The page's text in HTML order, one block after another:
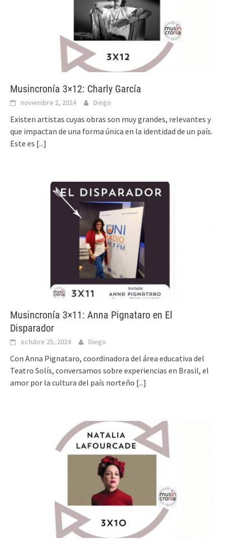
Musincronía 3×12: Charly García
noviembre 2, 2024 Diego
Existen artistas cuyas obras son muy grandes, relevantes y
que impactan de una forma única en la identidad de un país.
Este es [...]
Musincronía 3×11: Anna Pignataro en El
Disparador
octubre 25, 2024 Diego
Con Anna Pignataro, coordinadora del área educativa del
Teatro Solís, conversamos sobre experiencias en Brasil, el
amor por la cultura del país norteño [...]